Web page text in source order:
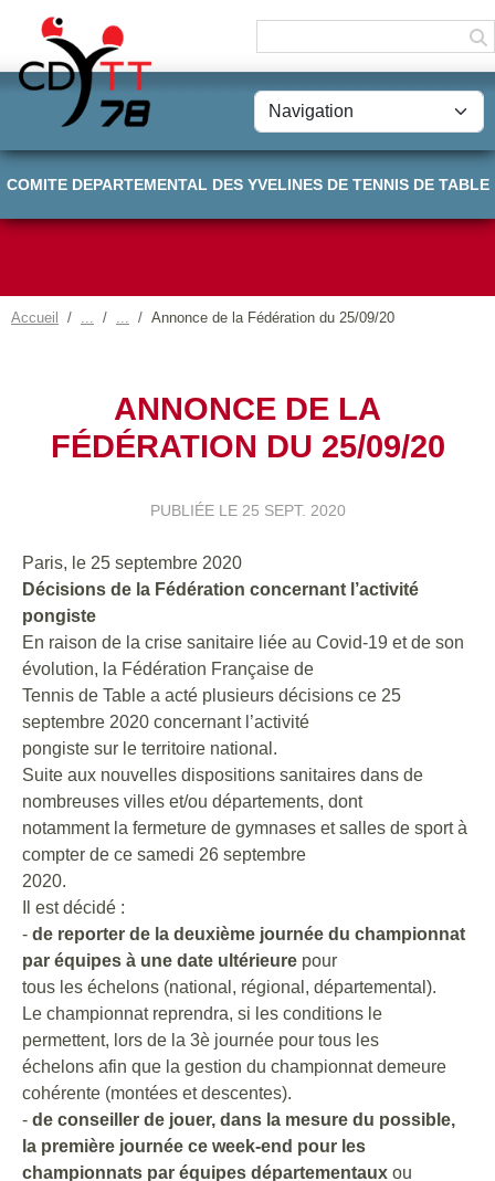
COMITE DEPARTEMENTAL DES YVELINES DE TENNIS DE TABLE
Accueil Annonce de la Fédération du 25/09/20
ANNONCE DE LA
FÉDÉRATION DU 25/09/20
PUBLIÉE LE 25 SEPT. 2020
Paris, le 25 septembre 2020
Décisions de la Fédération concernant l’activité
pongiste
En raison de la crise sanitaire liée au Covid-19 et de son
évolution, la Fédération Française de
Tennis de Table a acté plusieurs décisions ce 25
septembre 2020 concernant l’activité
pongiste sur le territoire national.
Suite aux nouvelles dispositions sanitaires dans de
nombreuses villes et/ou départements, dont
notamment la fermeture de gymnases et salles de sport à
compter de ce samedi 26 septembre
2020.
Il est décidé :
- de reporter de la deuxième journée du championnat
par équipes à une date ultérieure pour
tous les échelons (national, régional, départemental).
Le championnat reprendra, si les conditions le
permettent, lors de la 3è journée pour tous les
échelons afin que la gestion du championnat demeure
cohérente (montées et descentes).
- de conseiller de jouer, dans la mesure du possible,
la première journée ce week-end pour les
championnats par équipes départementaux ou
Panneau de gestion des cookies